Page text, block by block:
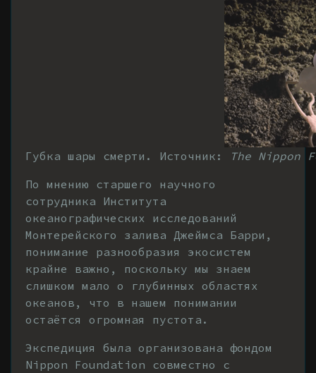
Губка шары смерти. Источник:
The Nippon
По мнению старшего научного
сотрудника Института
океанографических исследований
Монтерейского залива Джеймса Барри,
понимание разнообразия экосистем
крайне важно, поскольку мы знаем
слишком мало о глубинных областях
океанов, что в нашем понимании
остаётся огромная пустота.
Экспедиция была организована фондом
Nippon Foundation совместно с